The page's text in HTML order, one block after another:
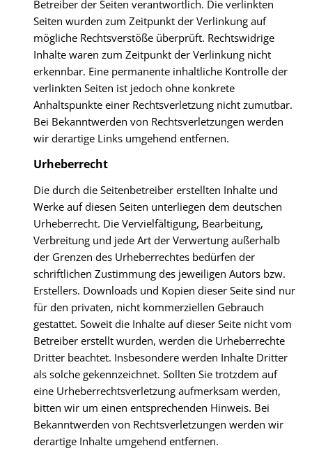
Betreiber der Seiten verantwortlich. Die verlinkten
Seiten wurden zum Zeitpunkt der Verlinkung auf
mögliche Rechtsverstöße überprüft. Rechtswidrige
Inhalte waren zum Zeitpunkt der Verlinkung nicht
erkennbar. Eine permanente inhaltliche Kontrolle der
verlinkten Seiten ist jedoch ohne konkrete
Anhaltspunkte einer Rechtsverletzung nicht zumutbar.
Bei Bekanntwerden von Rechtsverletzungen werden
wir derartige Links umgehend entfernen.
Urheberrecht
Die durch die Seitenbetreiber erstellten Inhalte und
Werke auf diesen Seiten unterliegen dem deutschen
Urheberrecht. Die Vervielfältigung, Bearbeitung,
Verbreitung und jede Art der Verwertung außerhalb
der Grenzen des Urheberrechtes bedürfen der
schriftlichen Zustimmung des jeweiligen Autors bzw.
Erstellers. Downloads und Kopien dieser Seite sind nur
für den privaten, nicht kommerziellen Gebrauch
gestattet. Soweit die Inhalte auf dieser Seite nicht vom
Betreiber erstellt wurden, werden die Urheberrechte
Dritter beachtet. Insbesondere werden Inhalte Dritter
als solche gekennzeichnet. Sollten Sie trotzdem auf
eine Urheberrechtsverletzung aufmerksam werden,
bitten wir um einen entsprechenden Hinweis. Bei
Bekanntwerden von Rechtsverletzungen werden wir
derartige Inhalte umgehend entfernen.